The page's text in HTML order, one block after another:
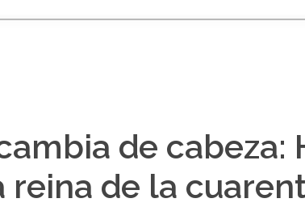
de cabeza:
reina de la